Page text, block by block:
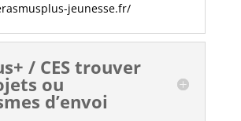
jeunesse.fr/
/ CES trouver
ou
d’envoi